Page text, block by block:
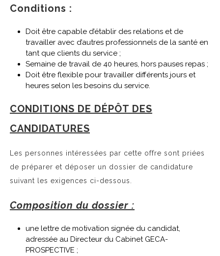
Conditions :
Doit être capable d’établir des relations et de
travailler avec d’autres professionnels de la santé en
tant que clients du service ;
Semaine de travail de 40 heures, hors pauses repas ;
Doit être flexible pour travailler différents jours et
heures selon les besoins du service.
CONDITIONS DE DÉPÔT DES
CANDIDATURES
Les personnes intéressées par cette offre sont priées
de préparer et déposer un dossier de candidature
suivant les exigences ci-dessous.
Composition du dossier :
une lettre de motivation signée du candidat,
adressée au Directeur du Cabinet GECA-
PROSPECTIVE ;